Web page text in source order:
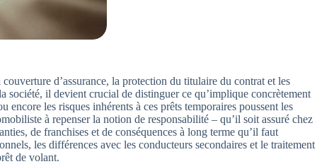
d’assurance, la protection du titulaire du contrat et les
société, il devient crucial de distinguer ce qu’implique concrètement
les risques inhérents à ces prêts temporaires poussent les
à repenser la notion de responsabilité – qu’il soit assuré chez
de franchises et de conséquences à long terme qu’il faut
les différences avec les conducteurs secondaires et le traitement
de volant.